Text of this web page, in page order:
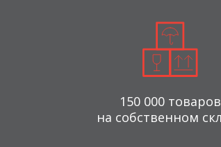
150 000 товаров
на собственном